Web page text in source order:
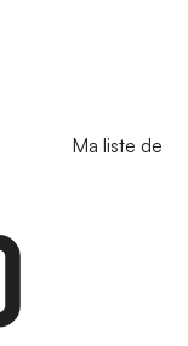
Ma liste de